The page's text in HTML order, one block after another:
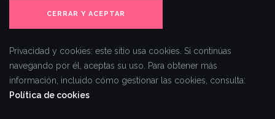
Privacidad y cookies: este sitio usa cookies. Si continúas
navegando por él, aceptas su uso. Para obtener más
información, incluido cómo gestionar las cookies, consulta:
Política de cookies